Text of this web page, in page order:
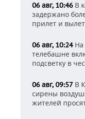
06 авг, 10:46 В
задержано
прилет и вылет
06 авг, 10:24На
телебашне
подсветку в
06 авг, 09:57 В
сирены
жителей